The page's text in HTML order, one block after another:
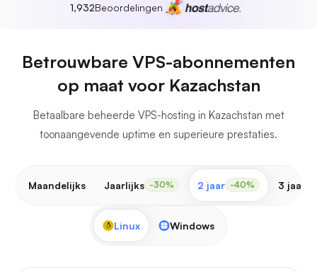
1,932Beoordelingen
Betrouwbare VPS-abonnementen
op maat voor Kazachstan
Betaalbare beheerde VPS-hosting in Kazachstan met
toonaangevende uptime en superieure prestaties.
Maandelijks Jaarlijks -30% 2 jaar -40% 3 jaar
Linux Windows